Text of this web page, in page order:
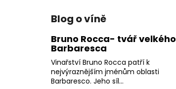
Blog o víně
Bruno Rocca- tvář velkého
Barbaresca
Vinařství Bruno Rocca patří k
nejvýraznějším jménům oblasti
Barbaresco. Jeho síl...